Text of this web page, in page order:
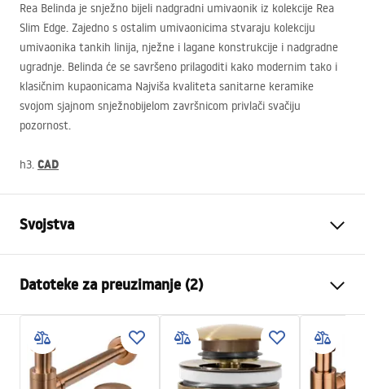
Rea Belinda je snježno bijeli nadgradni umivaonik iz kolekcije Rea
Slim Edge. Zajedno s ostalim umivaonicima stvaraju kolekciju
umivaonika tankih linija, nježne i lagane konstrukcije i nadgradne
ugradnje. Belinda će se savršeno prilagoditi kako modernim tako i
klasičnim kupaonicama Najviša kvaliteta sanitarne keramike
svojom sjajnom snježnobijelom završnicom privlači svačiju
pozornost.
h3. CAD
Svojstva
Materijal
Sanitarna keramika
Boja
Imitacija kamena
Završetak
Sjajni
Duljina
360mm
Datoteke za preuzimanje (2)
Montažne upute
Basin.pdf